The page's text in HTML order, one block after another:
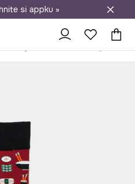
od 50 €
si appku »